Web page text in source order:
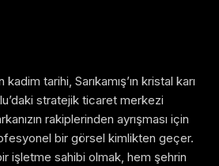
tarihi, Sarıkamış’ın kristal karı
stratejik ticaret merkezi
rakiplerinden ayrışması için
bir görsel kimlikten geçer.
işletme sahibi olmak, hem şehrin